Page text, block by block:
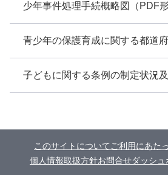
少年事件処理手続概略図（PDF
青少年の保護育成に関する都道
子どもに関する条例の制定状況
このサイトについて ご利用にあた
個人情報取扱方針お問合せダッシュ